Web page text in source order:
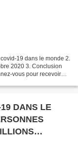
19 dans le monde 2.
2020 3. Conclusion
vous pour recevoir
DANS LE
2020